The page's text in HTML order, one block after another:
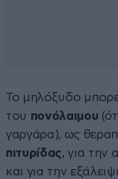
Το μηλόξυδο
του πονόλαιμου
γαργάρα), ως
πιτυρίδας, για την
και για την